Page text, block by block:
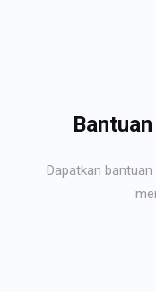
Dapatkan